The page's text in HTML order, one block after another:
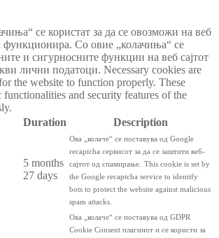
се користат за да се овозможи на веб
функционира. Со овие „колачиња“ се
и сигурносните функции на веб сајтот
лични податоци. Necessary cookies are
the website to function properly. These
functionalities and security features of the
Duration Description
5 months
27 days
Ова „колаче“ се поставува од Google
recaptcha сервисот за да се заштити веб-
сајтот од спамирање. This cookie is set by
the Google recaptcha service to identify
bots to protect the website against malicious
spam attacks.
Ова „колаче“ се поставува од GDPR
Cookie Consent плагинот и се користи за